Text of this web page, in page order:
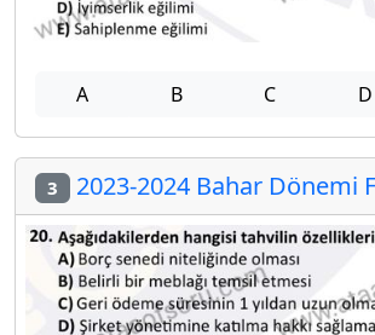
A B C D
3 2023-2024 Bahar Dönemi